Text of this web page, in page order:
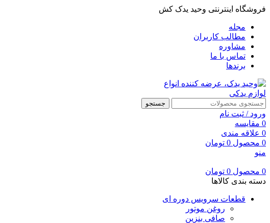
فروشگاه اینترنتی وحید یدک کش
مجله
مطالب کاربران
مشاوره
تماس با ما
برندها
جستجو
ورود / ثبت نام
0 مقایسه
0 علاقه مندی
0 محصول 0 تومان
منو
0 محصول 0 تومان
دسته بندی کالاها
قطعات سرویس دوره ای
روغن موتور
صافی بنزین